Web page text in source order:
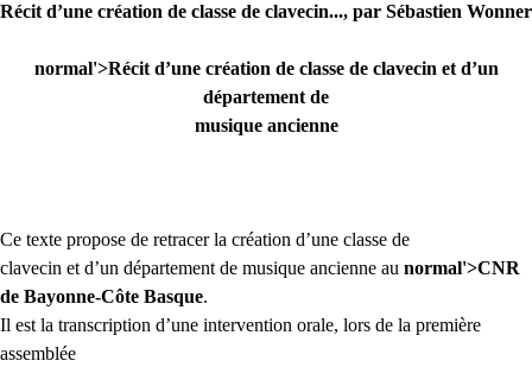
Récit d’une création de classe de clavecin..., par Sébastien Wonner
normal'>Récit d’une création de classe de clavecin et d’un
département de
musique ancienne
Ce texte propose de retracer la création d’une classe de
clavecin et d’un département de musique ancienne au normal'>CNR
de Bayonne-Côte Basque.
Il est la transcription d’une intervention orale, lors de la première
assemblée